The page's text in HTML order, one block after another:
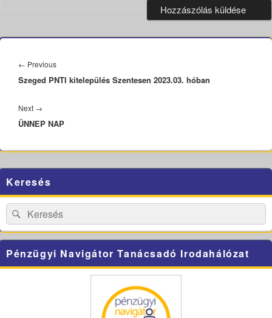
navigáció
← PreviousPrevious
post:
Szeged PNTI kitelepülés Szentesen 2023.03. hóban
Next →
post:
ÜNNEP NAP
Sidebar
Widget
Area
Keresés
Search
for:
Search
Pénzügyi Navigátor Tanácsadó Irodahálózat